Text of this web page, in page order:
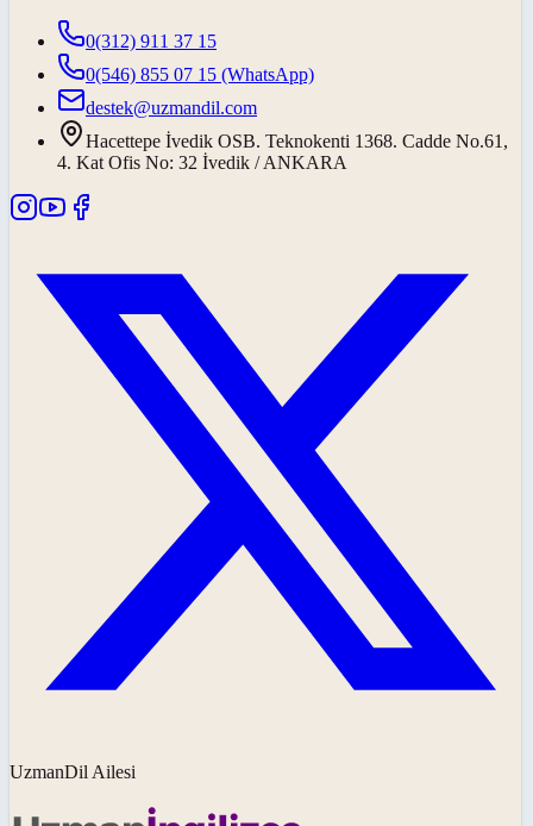
0(312) 911 37 15
0(546) 855 07 15 (WhatsApp)
destek@uzmandil.com
Hacettepe İvedik OSB. Teknokenti 1368. Cadde No.61,
4. Kat Ofis No: 32 İvedik / ANKARA
UzmanDil Ailesi